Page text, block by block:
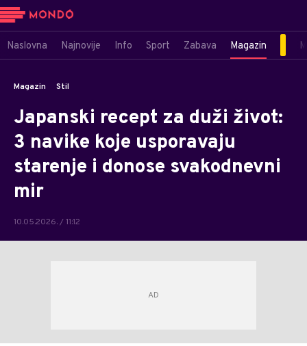
Naslovna Najnovije Info Sport Zabava Magazin
Magazin Stil
Japanski recept za duži život:
3 navike koje usporavaju
starenje i donose svakodnevni
mir
10.05.2026. / 11:12